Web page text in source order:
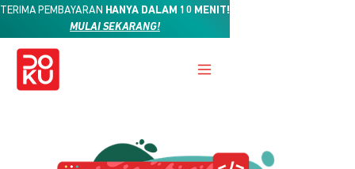
TERIMA PEMBAYARAN HANYA DALAM 10 MENIT!
MULAI SEKARANG!